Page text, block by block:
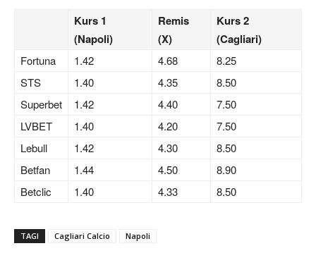
Kurs 1
(Napoli)
Remis
(X)
Kurs 2
(Cagliari)
Fortuna 1.42 4.68
8.25
STS
1.40 4.35
8.50
Superbet
1.42 4.40
7.50
LVBET
1.40 4.20
7.50
Lebull
1.42 4.30
8.50
Betfan
1.44 4.50
8.90
Betclic
1.40 4.33 8.50
TAGI Cagliari Calcio Napoli